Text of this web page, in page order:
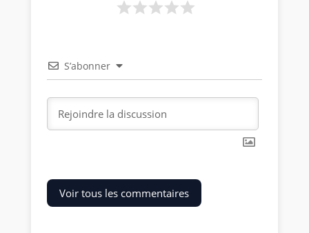
S’abonner
Voir tous les commentaires